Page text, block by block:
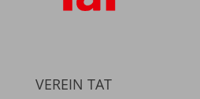
VEREIN TAT